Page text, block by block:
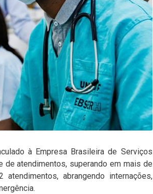
à Empresa Brasileira de Serviços
de atendimentos, superando em mais de
abrangendo internações,